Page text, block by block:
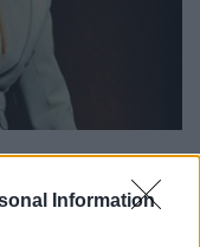
Information